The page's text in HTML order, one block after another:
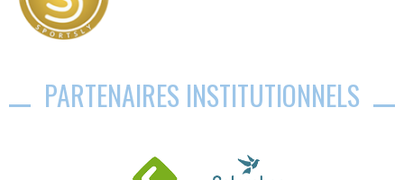
PARTENAIRES INSTITUTIONNELS